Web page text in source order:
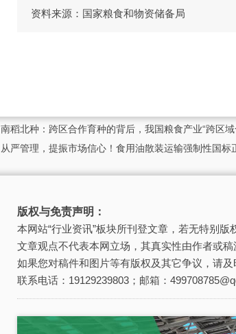
资料来源：国家粮食和物资储备局
南稻北种：跨区合作育种的背后，我国粮食产业“跨区
从严管理，提振市场信心！食用油散装运输强制性国标
版权与免责声明：
本网站“行业资讯”板块所刊登文章，若无特别版
文章观点不代表本网立场，其真实性由作者或稿
如果您对稿件和图片等有版权及其它争议，请
联系电话：19129239803；邮箱：